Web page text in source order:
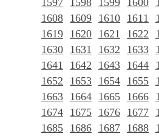
1597 1598 1599 1600
1608 1609 1610 1611
1619 1620 1621 1622
1630 1631 1632 1633
1641
1642 1643 1644
1652
1653 1654 1655
1663 1664 1665 1666
1674 1675 1676 1677
1685 1686 1687 1688